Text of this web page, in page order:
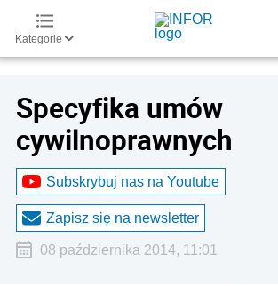
Kategorie
Specyfika umów
cywilnoprawnych
Subskrybuj nas na Youtube
Zapisz się na newsletter
08 października 2014, 11:01